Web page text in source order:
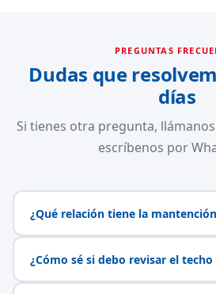
PREGUNTAS
Dudas que
días
Si tienes otra pregunta, llámanos
escríbenos por
¿Qué relación tiene la
¿Cómo sé si debo revisar el